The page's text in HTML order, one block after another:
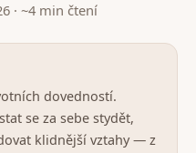
· ~4 min čtení
dovedností.
se za sebe stydět,
klidnější vztahy — z